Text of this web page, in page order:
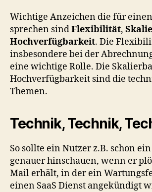
Wichtige Anzeichen die für
sprechen sindFlexibilität,
Hochverfügbarkeit. Die
insbesondere bei der
eine wichtige Rolle. Die
Hochverfügbarkeit sind die
Themen.
Technik, Technik,
So sollte ein Nutzer z.B. schon
genauer hinschauen, wenn er
Mail erhält, in der ein
einen SaaS Dienst angekündigt